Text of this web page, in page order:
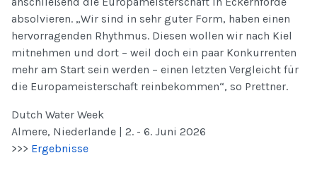
absolvieren. „Wir sind in sehr guter Form, haben einen
hervorragenden Rhythmus. Diesen wollen wir nach Kiel
mitnehmen und dort – weil doch ein paar Konkurrenten
mehr am Start sein werden – einen letzten Vergleicht für
die Europameisterschaft reinbekommen“, so Prettner.
Dutch Water Week
Almere, Niederlande | 2. - 6. Juni 2026
>>> Ergebnisse